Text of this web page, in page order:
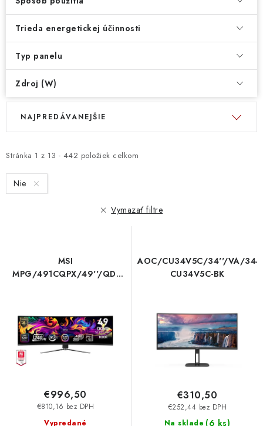
Trieda energetickej účinnosti
Typ panelu
Zdroj (W)
V
i
s
p
k
Stránka 1 z 13 - 442 položiek celkom
R
e
n
i
d
NAJPREDÁVANEJŠIE
Nie
Vymazať filtre
MSI
MPG/491CQPX/49''/QD-
Vypredané
€810,16 bez DPH
€996,50
AOC/CU34V5C/34''/VA/
CU34V5C-BK
Na sklade (6 ks)
€252,44 bez DPH
€310,50